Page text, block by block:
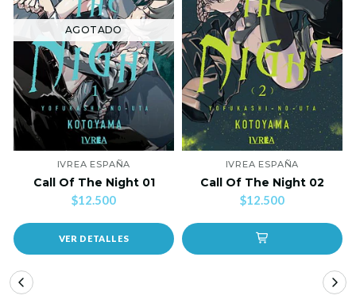
AGOTADO
IVREA ESPAÑA
Call Of The Night 01
$12.500
VER DETALLES
IVREA ESPAÑA
Call Of The Night 02
$12.500